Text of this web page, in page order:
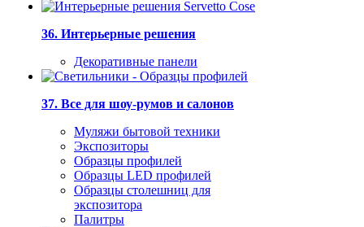
36. Интерьерные решения
Декоративные панели
37. Все для шоу-румов и салонов
Муляжи бытовой техники
Экспозиторы
Образцы профилей
Образцы LED профилей
Образцы столешниц для
экспозитора
Палитры